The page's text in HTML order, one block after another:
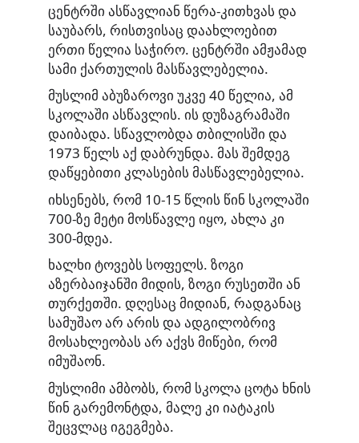
ცენტრში ასწავლიან წერა-კითხვას და
საუბარს, რისთვისაც დაახლოებით
ერთი წელია საჭირო. ცენტრში ამჟამად
სამი ქართულის მასწავლებელია.
მუსლიმ აბუზაროვი უკვე 40 წელია, ამ
სკოლაში ასწავლის. ის დუზაგრამაში
დაიბადა. სწავლობდა თბილისში და
1973 წელს აქ დაბრუნდა. მას შემდეგ
დაწყებითი კლასების მასწავლებელია.
იხსენებს, რომ 10-15 წლის წინ სკოლაში
700-ზე მეტი მოსწავლე იყო, ახლა კი
300-მდეა.
ხალხი ტოვებს სოფელს. ზოგი
აზერბაიჯანში მიდის, ზოგი რუსეთში ან
თურქეთში. დღესაც მიდიან, რადგანაც
სამუშაო არ არის და ადგილობრივ
მოსახლეობას არ აქვს მიწები, რომ
იმუშაონ.
მუსლიმი ამბობს, რომ სკოლა ცოტა ხნის
წინ გარემონტდა, მალე კი იატაკის
შეცვლაც იგეგმება.